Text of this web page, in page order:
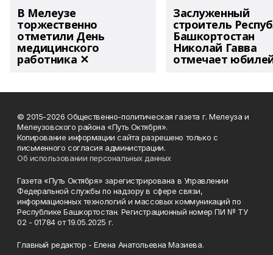
В Мелеузе
торжественно
отметили День
медицинского
работника ✕
Заслуженный
строитель
Башкортостан
Николай Гавва
отмечает
© 2015-2026 Общественно-политическая газета г. Мелеуза и
Мелеузовского района «Путь Октября».
Копирование информации сайта разрешено только с
письменного согласия администрации.
Об использовании персональных данных
Газета «Путь Октября» зарегистрирована в Управлении
Федеральной службы по надзору в сфере связи,
информационных технологий и массовых коммуникаций по
Республике Башкортостан. Регистрационный номер ПИ № ТУ
02 - 01784 от 19.05.2025 г.
Главный редактор - Елена Анатольевна Мазиева.